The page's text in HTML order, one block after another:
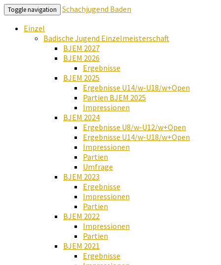
Toggle navigation
Schachjugend Baden
Einzel
Badische Jugend Einzelmeisterschaft
BJEM 2027
BJEM 2026
Ergebnisse
BJEM 2025
Ergebnisse U14/w-U18/w+Open
Partien BJEM 2025
Impressionen
BJEM 2024
Ergebnisse U8/w-U12/w+Open
Ergebnisse U14/w-U18/w+Open
Impressionen
Partien
Umfrage
BJEM 2023
Ergebnisse
Impressionen
Partien
BJEM 2022
Impressionen
Partien
BJEM 2021
Ergebnisse